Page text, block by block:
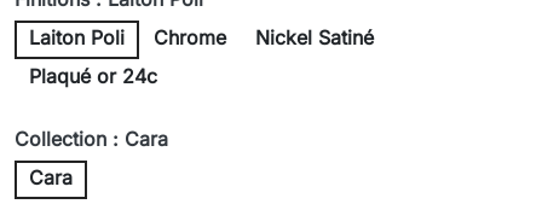
Laiton Poli
Chrome
Nickel Satiné
Plaqué or 24c
Collection : Cara
Cara